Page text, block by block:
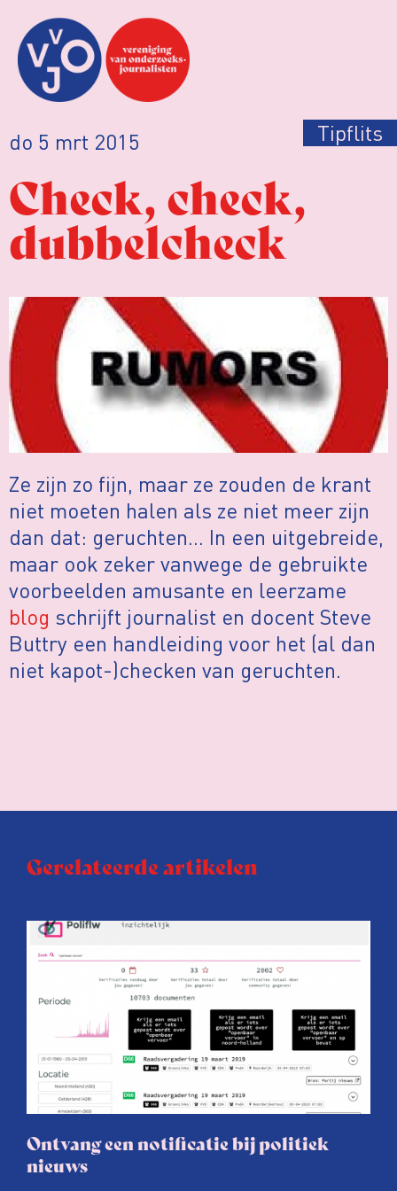
do 5 mrt 2015 Tipflits
Check, check,
dubbelcheck
Ze zijn zo fijn, maar ze zouden de krant
niet moeten halen als ze niet meer zijn
dan dat: geruchten… In een uitgebreide,
maar ook zeker vanwege de gebruikte
voorbeelden amusante en leerzame
blog schrijft journalist en docent Steve
Buttry een handleiding voor het (al dan
niet kapot-)checken van geruchten.
Gerelateerde artikelen
Ontvang een notificatie bij politiek
nieuws